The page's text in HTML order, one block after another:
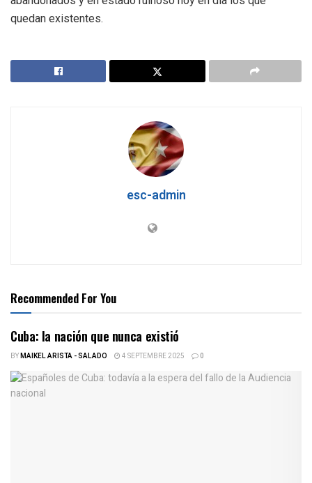
quedan existentes.
esc-admin
Recommended For You
Cuba: la nación que nunca existió
BYMAIKEL ARISTA - SALADO 4 SEPTEMBRE 2025 0